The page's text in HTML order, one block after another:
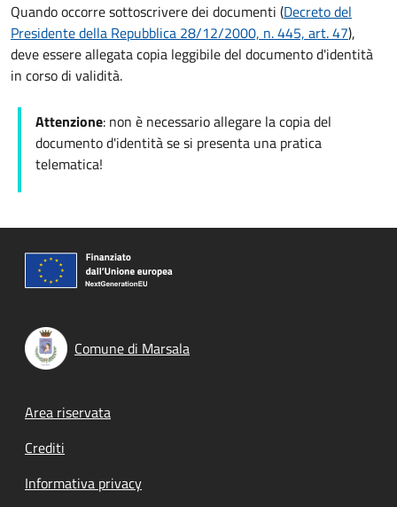
Quando occorre sottoscrivere dei documenti (Decreto del
Presidente della Repubblica 28/12/2000, n. 445, art. 47),
deve essere allegata copia leggibile del documento d'identità
in corso di validità.
Attenzione: non è necessario allegare la copia del
documento d'identità se si presenta una pratica
telematica!
Comune di Marsala
Footer menu
Area riservata
Crediti
Informativa privacy